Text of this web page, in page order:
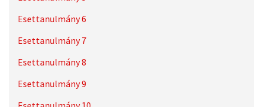
Esettanulmány 6
Esettanulmány 7
Esettanulmány 8
Esettanulmány 9